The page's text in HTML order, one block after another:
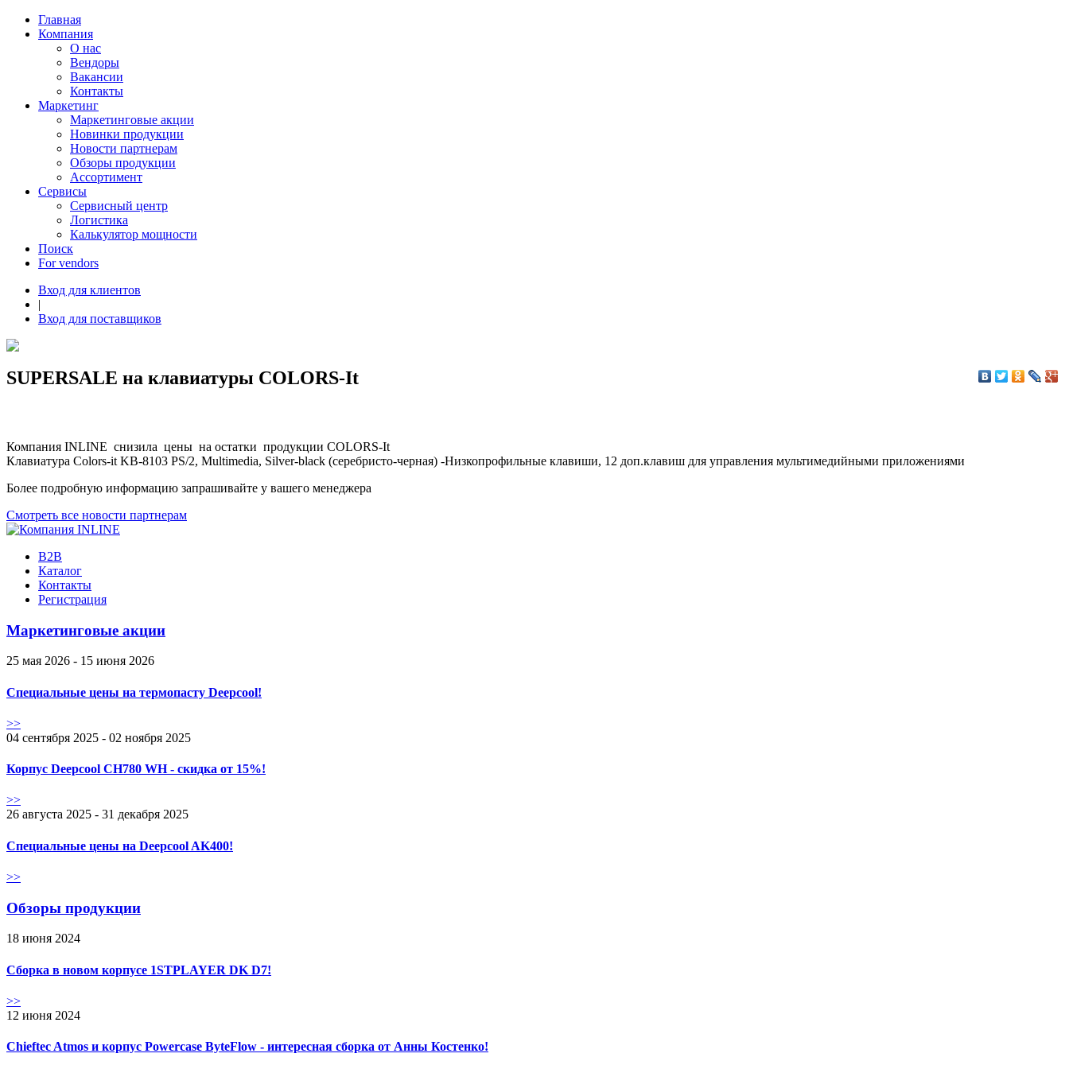
Главная
Компания
О нас
Вендоры
Вакансии
Контакты
Маркетинг
Маркетинговые акции
Новинки продукции
Новости партнерам
Обзоры продукции
Ассортимент
Сервисы
Сервисный центр
Логистика
Калькулятор мощности
Поиск
For vendors
Вход для клиентов
|
Вход для поставщиков
SUPERSALE на клавиатуры COLORS-It
Компания INLINE снизила цены на остатки продукции COLORS-It
Клавиатура Colors-it KB-8103 PS/2, Multimedia, Silver-black (серебристо-черная) -Низкопрофильные клавиши, 12 доп.клавиш для управления мультимедийными приложениями
Более подробную информацию запрашивайте у вашего менеджера
Смотреть все новости партнерам
B2B
Каталог
Контакты
Регистрация
Маркетинговые акции
25 мая 2026 - 15 июня 2026
Специальные цены на термопасту Deepcool!
>>
04 сентября 2025 - 02 ноября 2025
Корпус Deepcool CH780 WH - скидка от 15%!
>>
26 августа 2025 - 31 декабря 2025
Специальные цены на Deepcool AK400!
>>
Обзоры продукции
18 июня 2024
Сборка в новом корпусе 1STPLAYER DK D7!
>>
12 июня 2024
Chieftec Atmos и корпус Powercase ByteFlow - интересная сборка от Анны Костенко!